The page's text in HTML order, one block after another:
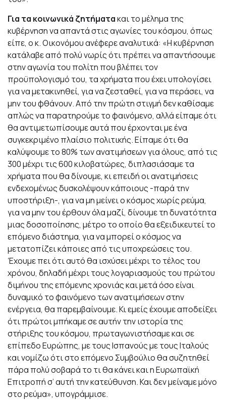
Για τα κοινωνικά ζητήματακαι το μέλημα της
κυβέρνηση να απαντά στις αγωνίες του κόσμου, όπως
είπε, ο κ. Οικονόμου ανέφερε αναλυτικά: «Η κυβέρνηση
κατάλαβε από πολύ νωρίς ότι πρέπει να απαντήσουμε
στην αγωνία του πολίτη που βλέπει τον
προϋπολογισμό του, τα χρήματα που έχει υπολογίσει
για να μετακινηθεί, για να ζεσταθεί, για να περάσει, να
μην του φθάνουν. Από την πρώτη στιγμή δεν καθίσαμε
απλώς να παρατηρούμε το φαινόμενο, αλλά είπαμε ότι
θα αντιμετωπίσουμε αυτά που έρχονται με ένα
συγκεκριμένο πλαίσιο πολιτικής. Είπαμε ότι θα
καλύψουμε το 80% των ανατιμήσεων για όλους, από τις
300 μέχρι τις 600 κιλοβατώρες, διπλασιάσαμε τα
χρήματα που θα δίνουμε, κι επειδή οι ανατιμήσεις
ενδεχομένως δυσκολέψουν κάποιους -παρά την
υποστήριξη-, για να μη μείνει ο κόσμος χωρίς ρεύμα,
για να μην του έρθουν όλα μαζί, δίνουμε τη δυνατότητα
μιας δοσοποίησης, μέτρο το οποίο θα εξειδικευτεί το
επόμενο διάστημα, για να μπορεί ο κόσμος να
μετατοπίζει κάποιες από τις υποχρεώσεις του.
Έχουμε πει ότι αυτό θα ισχύσει μέχρι το τέλος του
χρόνου, δηλαδή μέχρι τους λογαριασμούς του πρώτου
διμήνου της επόμενης χρονιάς και μετά όσο είναι
δυναμικό το φαινόμενο των ανατιμήσεων στην
ενέργεια, θα παρεμβαίνουμε. Κι εμείς έχουμε αποδείξει
ότι πρώτοι μπήκαμε σε αυτήν την ιστορία της
στήριξης του κόσμου, πρωταγωνιστήσαμε και σε
επίπεδο Ευρώπης, με τους Ισπανούς με τους Ιταλούς
και νομίζω ότι στο επόμενο Συμβούλιο θα συζητηθεί
πάρα πολύ σοβαρά το τι θα κάνει και η Ευρωπαϊκή
Επιτροπή σ’ αυτή την κατεύθυνση. Και δεν μείναμε μόνο
στο ρεύμα», υπογράμμισε.